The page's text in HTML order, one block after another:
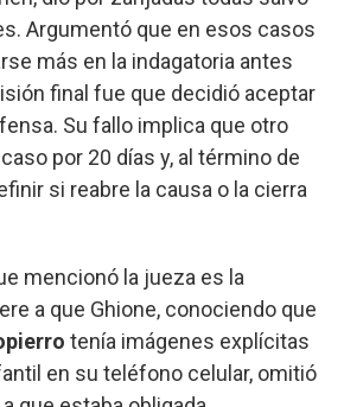
Argumentó que en esos casos
más en la indagatoria antes
final fue que decidió aceptar
Su fallo implica que otro
por 20 días y, al término de
si reabre la causa o la cierra
mencionó la jueza es la
a que Ghione, conociendo que
tenía imágenes explícitas
en su teléfono celular, omitió